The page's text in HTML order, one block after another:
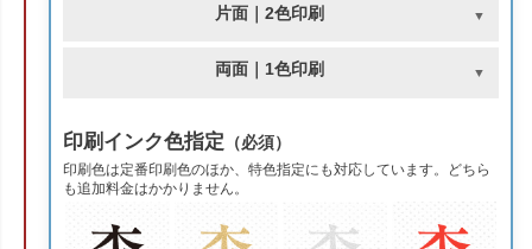
片面｜2色印刷
両面｜1色印刷
印刷インク色指定 （必須）
印刷色は定番印刷色のほか、特色指定にも対応しています。どちら
も追加料金はかかりません。